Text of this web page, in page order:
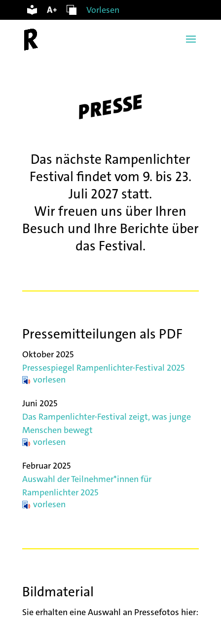
Vorlesen
PRESSE
Das nächste Rampenlichter
Festival findet vom 9. bis 23.
Juli 2027 statt.
Wir freuen uns über Ihren
Besuch und Ihre Berichte über
das Festival.
Pressemitteilungen als PDF
Oktober 2025
Pressespiegel Rampenlichter-Festival 2025
vorlesen
Juni 2025
Das Rampenlichter-Festival zeigt, was junge
Menschen bewegt
vorlesen
Februar 2025
Auswahl der Teilnehmer*innen für
Rampenlichter 2025
vorlesen
Bildmaterial
Sie erhalten eine Auswahl an Pressefotos hier: